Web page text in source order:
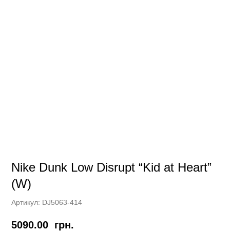
Nike Dunk Low Disrupt “Kid at Heart”
(W)
Артикул: DJ5063-414
5090.00 грн.